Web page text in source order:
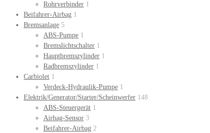
Rohrverbinder 1
Beifahrer-Airbag 1
Bremsanlage 5
ABS-Pumpe 1
Bremslichtschalter 1
Hauptbremszylinder 1
Radbremszylinder 1
Carbiolet 1
Verdeck-Hydraulik-Pumpe 1
Elektrik/Generator/Starter/Scheinwerfer 148
ABS-Steuergerät 1
Airbag-Sensor 3
Beifahrer-Airbag 2